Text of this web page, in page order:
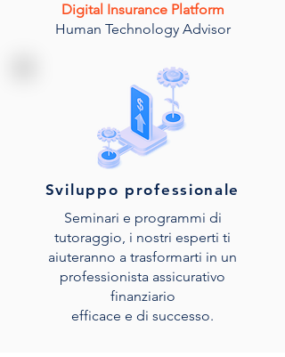
Digital Insurance Platform
Human Technology Advisor
Sviluppo professionale
Seminari e programmi di
tutoraggio, i nostri esperti ti
aiuteranno a trasformarti in un
professionista assicurativo
finanziario
efficace e di successo.